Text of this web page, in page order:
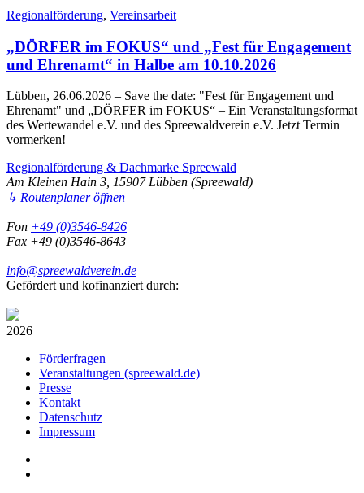
Regionalförderung, Vereinsarbeit
„DÖRFER im FOKUS“ und „Fest für Engagement
und Ehrenamt“ in Halbe am 10.10.2026
Lübben, 26.06.2026 – Save the date: "Fest für Engagement und
Ehrenamt" und „DÖRFER im FOKUS“ – Ein Veranstaltungsformat
des Wertewandel e.V. und des Spreewaldverein e.V. Jetzt Termin
vormerken!
Regionalförderung & Dachmarke Spreewald
Am Kleinen Hain 3, 15907 Lübben (Spreewald)
↳ Routenplaner öffnen
Fon +49 (0)3546-8426
Fax +49 (0)3546-8643
info@spreewaldverein.de
Gefördert und kofinanziert durch:
2026
Förderfragen
Veranstaltungen (spreewald.de)
Presse
Kontakt
Datenschutz
Impressum